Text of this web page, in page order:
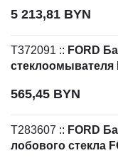
5 213,81 BYN
T372091 :: FORD
стеклоомывателя
565,45 BYN
T283607 :: FORD
лобового стекла